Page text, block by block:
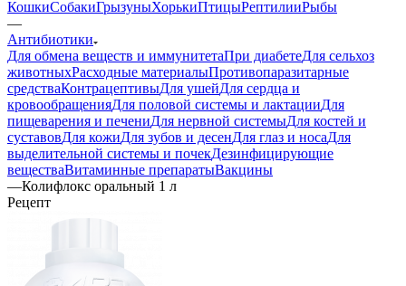
КошкиСобакиГрызуныХорькиПтицыРептилииРыбы
—
Антибиотики
Для обмена веществ и иммунитетаПри диабетеДля сельхоз
животныхРасходные материалыПротивопаразитарные
средстваКонтрацептивыДля ушейДля сердца и
кровообращенияДля половой системы и лактацииДля
пищеварения и печениДля нервной системыДля костей и
суставовДля кожиДля зубов и десенДля глаз и носаДля
выделительной системы и почекДезинфицирующие
веществаВитаминные препаратыВакцины
—Колифлокс оральный 1 л
Рецепт